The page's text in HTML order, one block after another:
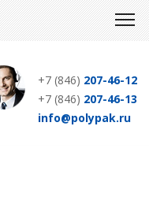
+7 (846) 207-46-12
+7 (846) 207-46-13
info@polypak.ru